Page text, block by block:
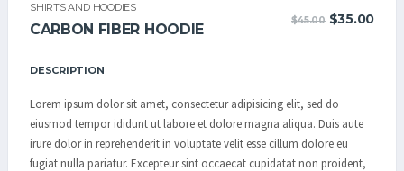
SHIRTS AND HOODIES
CARBON FIBER HOODIE
$45.00 LE
$35.00LE
DESCRIPTION
Lorem ipsum dolor sit amet, consectetur adipisicing elit, sed do
eiusmod tempor ididunt ut labore et dolore magna aliqua. Duis aute
irure dolor in reprehenderit in voluptate velit esse cillum dolore eu
fugiat nulla pariatur. Excepteur sint occaecat cupidatat non proident,